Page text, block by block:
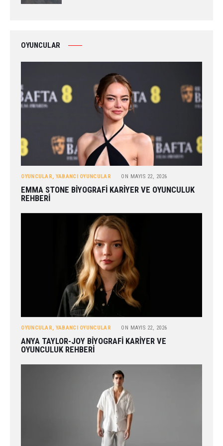
OYUNCULAR
OYUNCULAR, YABANCI OYUNCULAR ON MAYIS 22, 2026
EMMA STONE BIYOGRAFI KARIYER VE OYUNCULUK
REHBERI
OYUNCULAR, YABANCI OYUNCULAR ON MAYIS 22, 2026
ANYA TAYLOR-JOY BIYOGRAFI KARIYER VE
OYUNCULUK REHBERI